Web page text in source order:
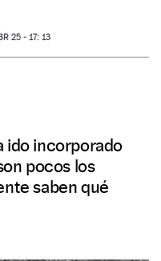
25 - 17: 13
ido incorporado
pocos los
saben qué